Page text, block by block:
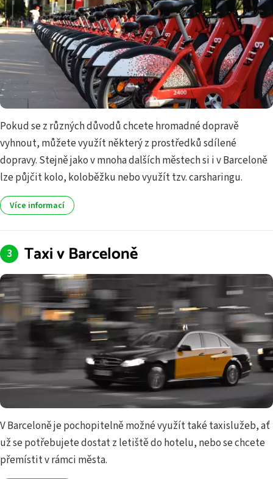
Pokud se z různých důvodů chcete hromadné dopravě
vyhnout, můžete využít některý z prostředků sdílené
dopravy. Stejně jako v mnoha dalších městech si i v Barceloně
lze půjčit kolo, koloběžku nebo využít tzv. carsharingu.
Více informací
Taxi v Barceloně
V Barceloně je pochopitelně možné využít také taxislužeb, ať
už se potřebujete dostat z letiště do hotelu, nebo se chcete
přemístit v rámci města.